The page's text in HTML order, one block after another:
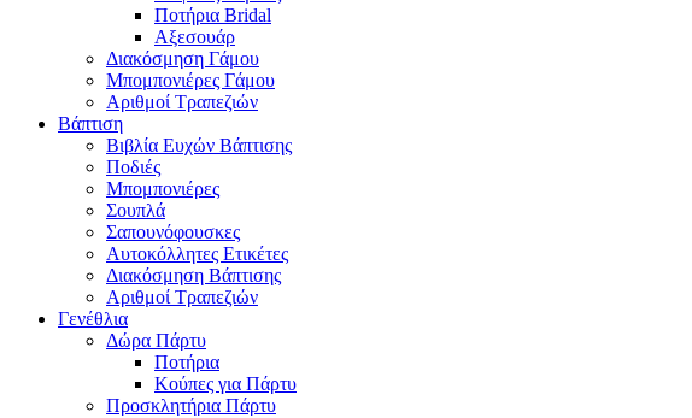
Ποτήρια Bridal
Αξεσουάρ
Διακόσμηση Γάμου
Μπομπονιέρες Γάμου
Αριθμοί Τραπεζιών
Βάπτιση
Βιβλία Ευχών Βάπτισης
Ποδιές
Μπομπονιέρες
Σουπλά
Σαπουνόφουσκες
Αυτοκόλλητες Ετικέτες
Διακόσμηση Βάπτισης
Αριθμοί Τραπεζιών
Γενέθλια
Δώρα Πάρτυ
Ποτήρια
Κούπες για Πάρτυ
Προσκλητήρια Πάρτυ